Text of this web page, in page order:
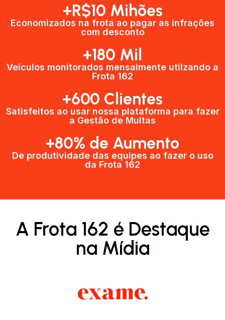
+R$10 Mihões
Economizados na frota ao pagar as infrações
com desconto
+180 Mil
Veículos monitorados mensalmente utilzando a
Frota 162
+600 Clientes​
Satisfeitos ao usar nossa plataforma para fazer
a Gestão de Multas​
+80% de Aumento
De produtividade das equipes ao fazer o uso
da Frota 162​
A Frota 162 é Destaque
na Mídia